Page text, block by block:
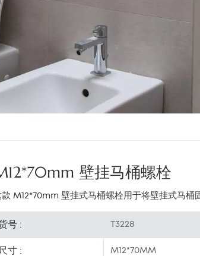
壁挂马桶螺栓
款 M12*70mm 壁挂式马桶螺栓用于将壁挂式马桶
号 : T3228
尺寸 : M12*70MM